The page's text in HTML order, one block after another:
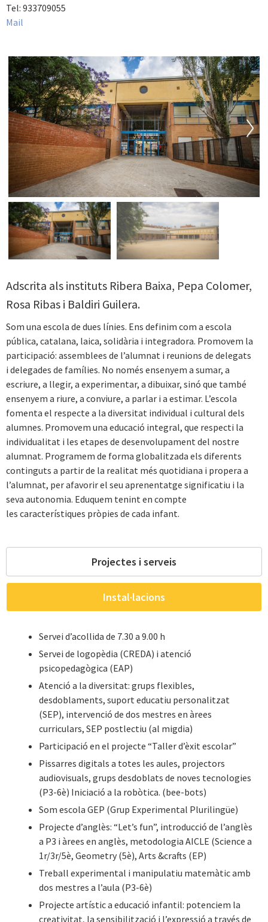
Tel: 933709055
Mail
Next
Adscrita als instituts Ribera Baixa, Pepa Colomer,
Rosa Ribas i Baldiri Guilera.
Som una escola de dues línies. Ens definim com a escola
pública, catalana, laica, solidària i integradora. Promovem la
participació: assemblees de l’alumnat i reunions de delegats
i delegades de famílies. No només ensenyem a sumar, a
escriure, a llegir, a experimentar, a dibuixar, sinó que també
ensenyem a riure, a conviure, a parlar i a estimar. L’escola
fomenta el respecte a la diversitat individual i cultural dels
alumnes. Promovem una educació integral, que respecti la
individualitat i les etapes de desenvolupament del nostre
alumnat. Programem de forma globalitzada els diferents
continguts a partir de la realitat més quotidiana i propera a
l’alumnat, per afavorir el seu aprenentatge significatiu i la
seva autonomia. Eduquem tenint en compte
les característiques pròpies de cada infant.
Projectes i serveis
Instal·lacions
Servei d’acollida de 7.30 a 9.00 h
Servei de logopèdia (CREDA) i atenció
psicopedagògica (EAP)
Atenció a la diversitat: grups flexibles,
desdoblaments, suport educatiu personalitzat
(SEP), intervenció de dos mestres en àrees
curriculars, SEP postlectiu (al migdia)
Participació en el projecte “Taller d’èxit escolar”
Pissarres digitals a totes les aules, projectors
audiovisuals, grups desdoblats de noves tecnologies
(P3-6è) Iniciació a la robòtica. (bee-bots)
Som escola GEP (Grup Experimental Plurilingüe)
Projecte d’anglès: “Let’s fun”, introducció de l’anglès
a P3 i àrees en anglès, metodologia AICLE (Science a
1r/3r/5è, Geometry (5è), Arts &crafts (EP)
Treball experimental i manipulatiu matemàtic amb
dos mestres a l’aula (P3-6è)
Projecte artístic a educació infantil: potenciem la
creativitat, la sensibilització i l’expressió a través de